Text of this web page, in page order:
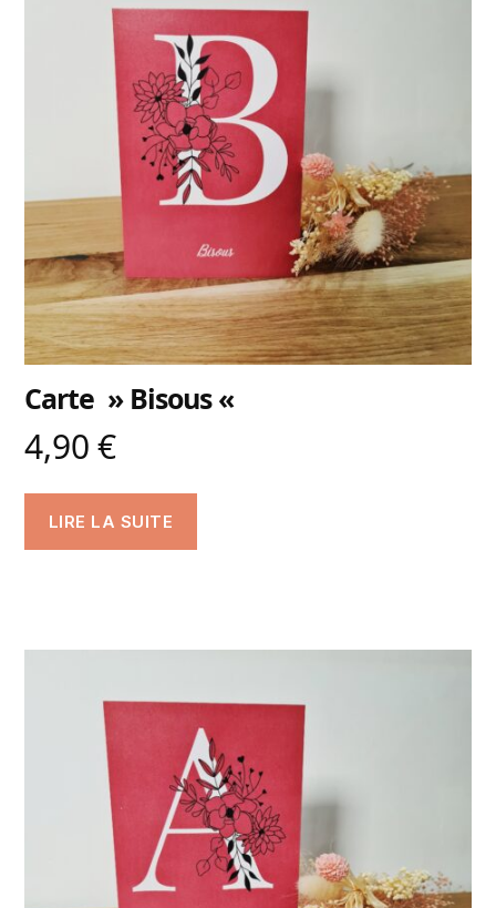
Carte » Bisous «
4,90€
LIRE LA SUITE